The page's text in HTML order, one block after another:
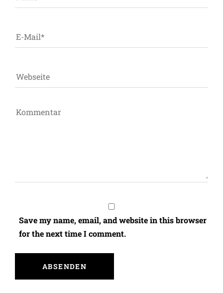
Save my name, email, and website in this browser
for the next time I comment.